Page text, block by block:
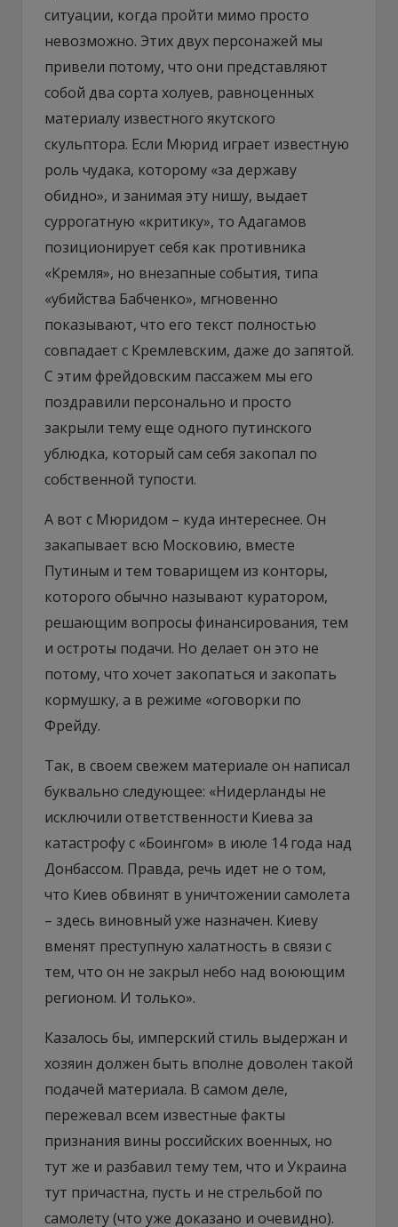
ситуации, когда пройти мимо просто
невозможно. Этих двух персонажей мы
привели потому, что они представляют
собой два сорта холуев, равноценных
материалу известного якутского
скульптора. Если Мюрид играет известную
роль чудака, которому «за державу
обидно», и занимая эту нишу, выдает
суррогатную «критику», то Адагамов
позиционирует себя как противника
«Кремля», но внезапные события, типа
«убийства Бабченко», мгновенно
показывают, что его текст полностью
совпадает с Кремлевским, даже до запятой.
С этим фрейдовским пассажем мы его
поздравили персонально и просто
закрыли тему еще одного путинского
ублюдка, который сам себя закопал по
собственной тупости.
А вот с Мюридом – куда интереснее. Он
закапывает всю Московию, вместе
Путиным и тем товарищем из конторы,
которого обычно называют куратором,
решающим вопросы финансирования, тем
и остроты подачи. Но делает он это не
потому, что хочет закопаться и закопать
кормушку, а в режиме «оговорки по
Фрейду.
Так, в своем свежем материале он написал
буквально следующее: «Нидерланды не
исключили ответственности Киева за
катастрофу с «Боингом» в июле 14 года над
Донбассом. Правда, речь идет не о том,
что Киев обвинят в уничтожении самолета
– здесь виновный уже назначен. Киеву
вменят преступную халатность в связи с
тем, что он не закрыл небо над воюющим
регионом. И только».
Казалось бы, имперский стиль выдержан и
хозяин должен быть вполне доволен такой
подачей материала. В самом деле,
пережевал всем известные факты
признания вины российских военных, но
тут же и разбавил тему тем, что и Украина
тут причастна, пусть и не стрельбой по
самолету (что уже доказано и очевидно).